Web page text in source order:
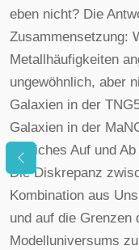
eben nicht? Die
Zusammensetzung:
Metallhäufigkeiten
ungewöhnlich, aber
Galaxien in der
Galaxien in der
ähnliches Auf und
Die Diskrepanz
Kombination aus
und auf die Grenzen
Modelluniversums